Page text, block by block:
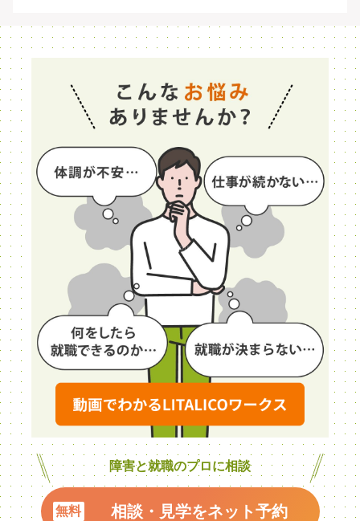
障害と就職のプロに相談
相談・見学をネット予約